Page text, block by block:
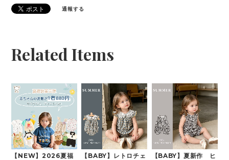
通報する
Related Items
【NEW】2026夏福
【BABY】レトロチェ
【BABY】夏新作 ヒ